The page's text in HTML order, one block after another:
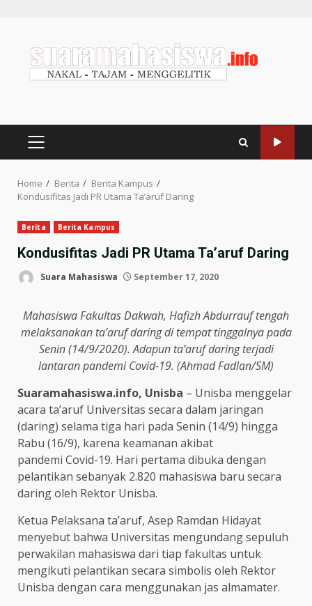
Home Berita
Berita Kampus
Kondusifitas Jadi PR Utama Ta’aruf Daring
Berita Berita Kampus
Kondusifitas Jadi PR Utama Ta’aruf Daring
Suara Mahasiswa September 17, 2020
Mahasiswa Fakultas Dakwah, Hafizh Abdurrauf tengah
melaksanakan ta’aruf daring di tempat tinggalnya pada
Senin (14/9/2020). Adapun ta’aruf daring terjadi
lantaran pandemi Covid-19. (Ahmad Fadlan/SM)
Suaramahasiswa.info, Unisba – Unisba menggelar
acara ta’aruf Universitas secara dalam jaringan
(daring) selama tiga hari pada Senin (14/9) hingga
Rabu (16/9), karena keamanan akibat
pandemi Covid-19. Hari pertama dibuka dengan
pelantikan sebanyak 2.820 mahasiswa baru secara
daring oleh Rektor Unisba.
Ketua Pelaksana ta’aruf, Asep Ramdan Hidayat
menyebut bahwa Universitas mengundang sepuluh
perwakilan mahasiswa dari tiap fakultas untuk
mengikuti pelantikan secara simbolis oleh Rektor
Unisba dengan cara menggunakan jas almamater.